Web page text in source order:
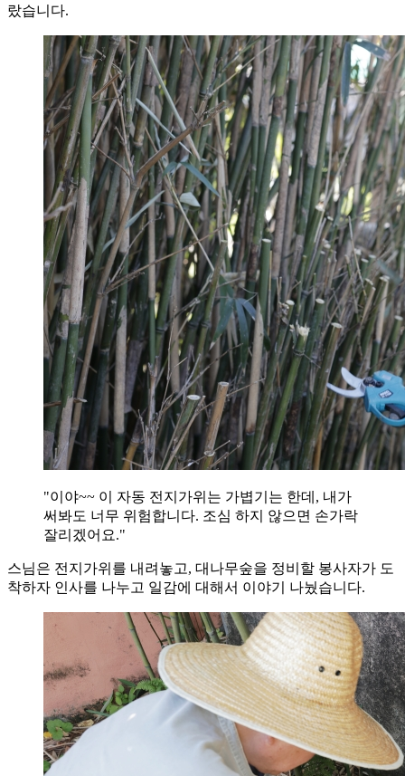
랐습니다.
"이야~~ 이 자동 전지가위는 가볍기는 한데, 내가
써봐도 너무 위험합니다. 조심 하지 않으면 손가락
잘리겠어요."
스님은 전지가위를 내려놓고, 대나무숲을 정비할 봉사자가 도
착하자 인사를 나누고 일감에 대해서 이야기 나눴습니다.